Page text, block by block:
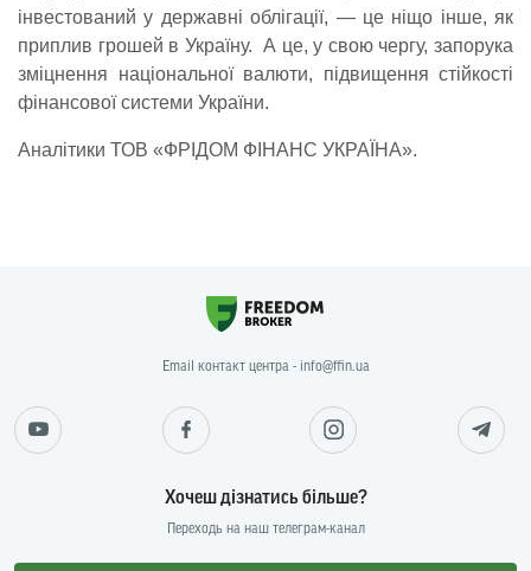
інвестований у державні облігації, — це ніщо інше, як
приплив грошей в Україну. А це, у свою чергу, запорука
зміцнення національної валюти, підвищення стійкості
фінансової системи України.
Аналітики ТОВ «ФРІДОМ ФІНАНС УКРАЇНА».
Email контакт центра - info@ffin.ua
Хочеш дізнатись більше?
Переходь на наш телеграм-канал